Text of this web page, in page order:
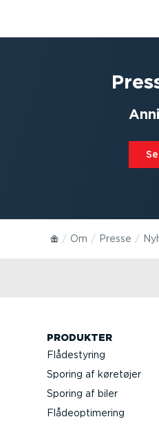
Om Presse
PRODUKTER
Flådestyring
Sporing af køretøjer
Sporing af biler
Flåde­op­ti­mering